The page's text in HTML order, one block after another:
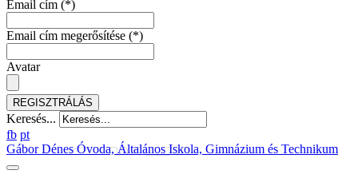
Email cím (*)
Email cím megerősítése (*)
Avatar
REGISZTRÁLÁS
Keresés...
fb pt
Gábor Dénes Óvoda, Általános Iskola, Gimnázium és Technikum